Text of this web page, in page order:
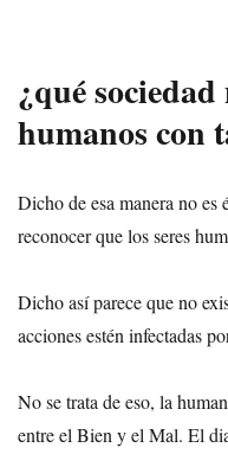
¿qué
humanos con
Dicho de esa manera no es
reconocer que los seres
Dicho así parece que no
acciones estén infectadas
No se trata de eso, la
entre el Bien y el Mal. El